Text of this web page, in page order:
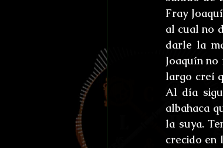
Fray
al cual no
darle la
Joaquín
largo creí
Al día
albahaca
la suya.
crecido en